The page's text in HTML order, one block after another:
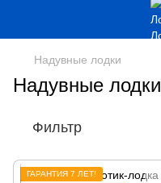
Надувные лодки
Надувные лодки
Фильтр
ГАРАНТИЯ 7 ЛЕТ!